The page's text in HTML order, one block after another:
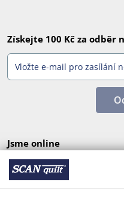
Získejte 100 Kč za odběr
Jsme online